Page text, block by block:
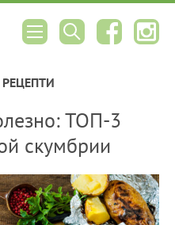
РЕЦЕПТИ
ТОП-3
скумбрии